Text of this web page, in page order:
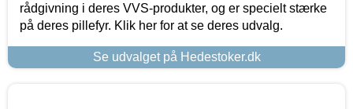
rådgivning i deres VVS-produkter, og er specielt stærke
på deres pillefyr. Klik her for at se deres udvalg.
Se udvalget på Hedestoker.dk